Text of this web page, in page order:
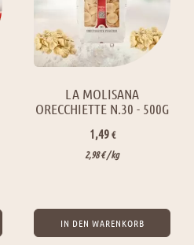
LA MOLISANA
ORECCHIETTE N.30 - 500G
1,49€
2,98€/ kg
IN DEN WARENKORB